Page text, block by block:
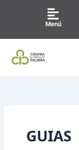
Menú
GUIAS